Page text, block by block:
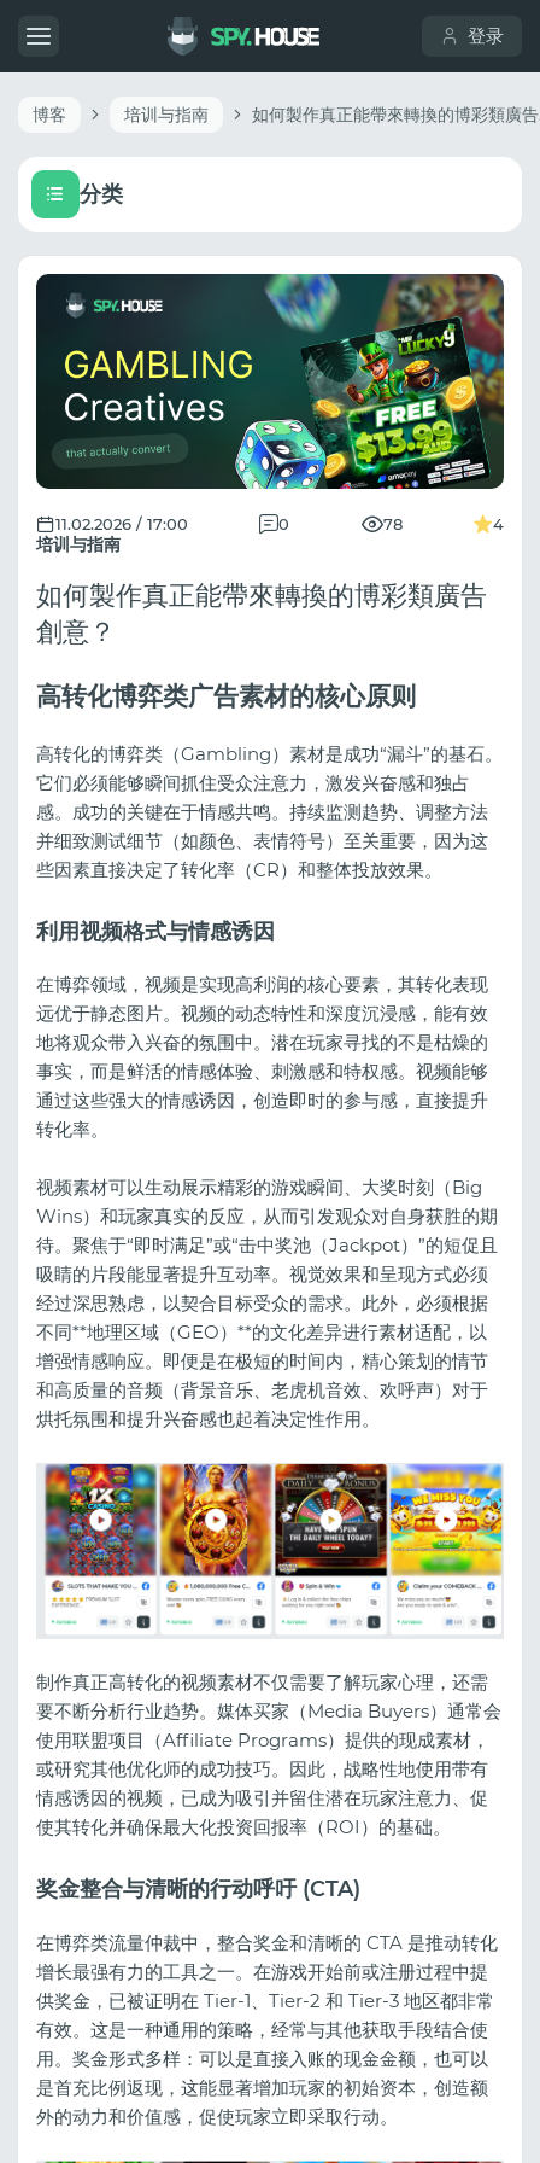
登录
博客 培训与指南 如
分类
培训与指南
11.02.2026 / 17:00 0 78 4
如何製作真正能帶來轉換的博彩類廣告
創意？
高转化博弈类广告素材的核心原则
高转化的博弈类（Gambling）素材是成功“漏斗”的基石。
它们必须能够瞬间抓住受众注意力，激发兴奋感和独占
感。成功的关键在于情感共鸣。持续监测趋势、调整方法
并细致测试细节（如颜色、表情符号）至关重要，因为这
些因素直接决定了转化率（CR）和整体投放效果。
利用视频格式与情感诱因
在博弈领域，视频是实现高利润的核心要素，其转化表现
远优于静态图片。视频的动态特性和深度沉浸感，能有效
地将观众带入兴奋的氛围中。潜在玩家寻找的不是枯燥的
事实，而是鲜活的情感体验、刺激感和特权感。视频能够
通过这些强大的情感诱因，创造即时的参与感，直接提升
转化率。
视频素材可以生动展示精彩的游戏瞬间、大奖时刻（Big
Wins）和玩家真实的反应，从而引发观众对自身获胜的期
待。聚焦于“即时满足”或“击中奖池（Jackpot）”的短促且
吸睛的片段能显著提升互动率。视觉效果和呈现方式必须
经过深思熟虑，以契合目标受众的需求。此外，必须根据
不同**地理区域（GEO）**的文化差异进行素材适配，以
增强情感响应。即便是在极短的时间内，精心策划的情节
和高质量的音频（背景音乐、老虎机音效、欢呼声）对于
烘托氛围和提升兴奋感也起着决定性作用。
制作真正高转化的视频素材不仅需要了解玩家心理，还需
要不断分析行业趋势。媒体买家（Media Buyers）通常会
使用联盟项目（Affiliate Programs）提供的现成素材，
或研究其他优化师的成功技巧。因此，战略性地使用带有
情感诱因的视频，已成为吸引并留住潜在玩家注意力、促
使其转化并确保最大化投资回报率（ROI）的基础。
奖金整合与清晰的行动呼吁 (CTA)
在博弈类流量仲裁中，整合奖金和清晰的 CTA 是推动转化
增长最强有力的工具之一。在游戏开始前或注册过程中提
供奖金，已被证明在 Tier-1、Tier-2 和 Tier-3 地区都非常
有效。这是一种通用的策略，经常与其他获取手段结合使
用。奖金形式多样：可以是直接入账的现金金额，也可以
是首充比例返现，这能显著增加玩家的初始资本，创造额
外的动力和价值感，促使玩家立即采取行动。